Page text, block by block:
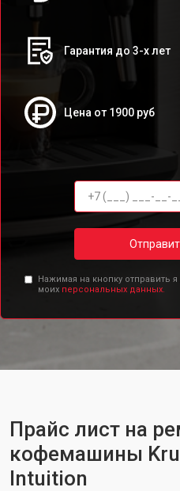
Гарантия до 3-х лет
Цена от 1900 руб
Нажимая на кнопку отправить
моих персональных данных.
Прайс лист на
кофемашины
Intuition